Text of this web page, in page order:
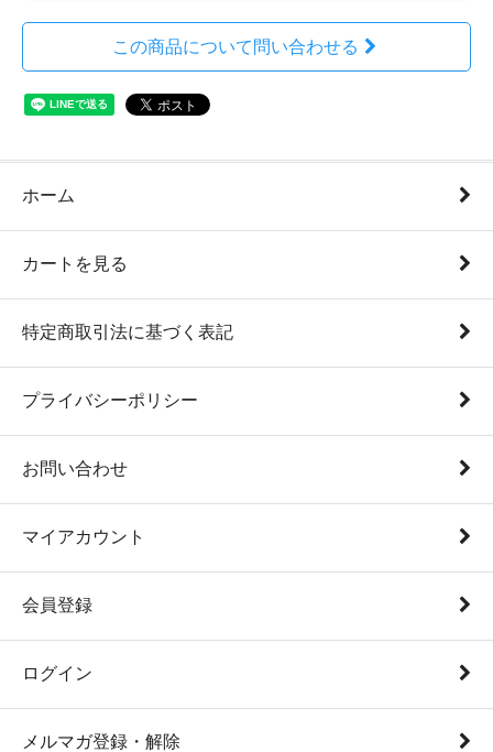
この商品について問い合わせる
ホーム
カートを見る
特定商取引法に基づく表記
プライバシーポリシー
お問い合わせ
マイアカウント
会員登録
ログイン
メルマガ登録・解除